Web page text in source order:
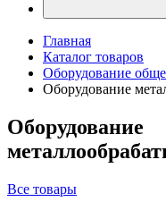
Главная
Каталог товаров
Оборудование
Оборудование
Оборудование
Все товары